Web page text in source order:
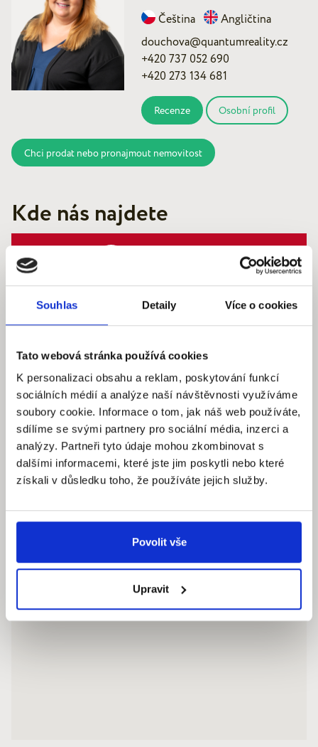
Souhlas Detaily Více o cookies
Tato webová stránka používá cookies
K personalizaci obsahu a reklam, poskytování funkcí
sociálních médií a analýze naší návštěvnosti využíváme
soubory cookie. Informace o tom, jak náš web používáte,
sdílíme se svými partnery pro sociální média, inzerci a
analýzy. Partneři tyto údaje mohou zkombinovat s
dalšími informacemi, které jste jim poskytli nebo které
získali v důsledku toho, že používáte jejich služby.
Povolit vše
Upravit
Čeština
Angličtina
douchova@quantumreality.cz
+420 737 052 690
+420 273 134 681
Recenze Osobní profil
Chci prodat nebo pronajmout nemovitost
Kde nás najdete
Quantum reality, spol. s r.o.
Šafaříkova 201/17
IČ: 290‍ 32‍ 792
Pracovní dny: 9.00 – 18.00 hod
info@quantumreality.cz
+420 730 154 732/+420 273 134 681